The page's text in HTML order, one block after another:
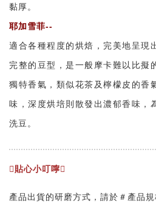
黏厚。
耶加雪菲--
適合各種程度的烘焙，完美地呈現
完整的豆型，是一般摩卡難以比擬
獨特香氣，類似花茶及檸檬皮的香
味，深度烘培則散發出濃郁香味，
洗豆。
貼心小叮嚀
產品出貨的研磨方式，請於＃產品